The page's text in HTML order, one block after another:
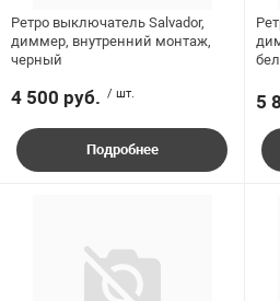
Ретро выключатель Salvador,
диммер, внутренний монтаж,
черный
4 500 руб. / шт.
Подробнее
5